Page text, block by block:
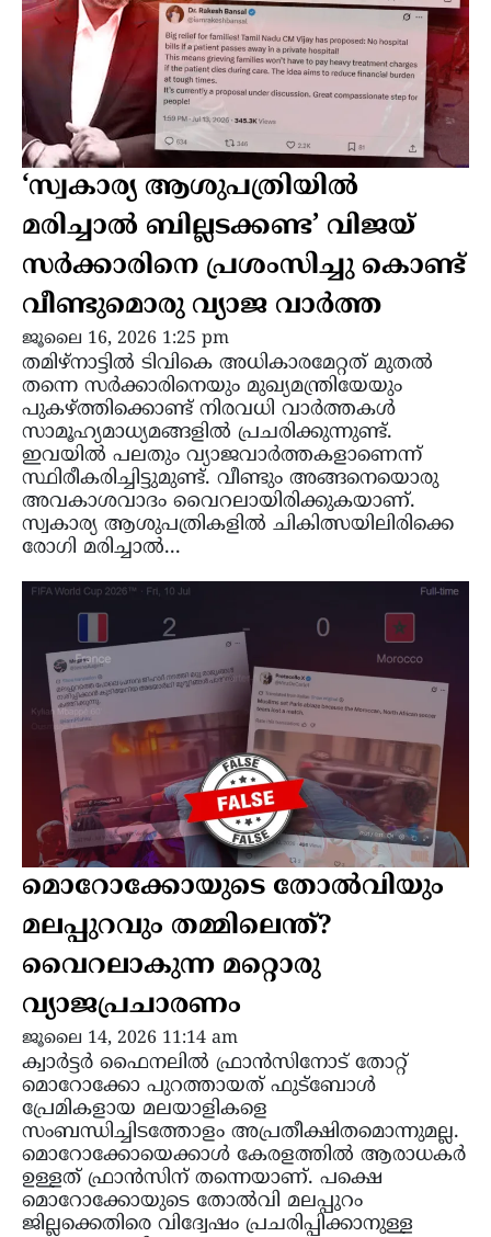
‘സ്വകാര്യ ആശുപത്രിയിൽ
മരിച്ചാൽ ബില്ലടക്കണ്ട’ വിജയ്
സർക്കാരിനെ പ്രശംസിച്ചു കൊണ്ട്
വീണ്ടുമൊരു വ്യാജ വാർത്ത
ജൂലൈ 16, 2026 1:25 pm
തമിഴ്‌നാട്ടിൽ ടിവികെ അധികാരമേറ്റത് മുതൽ
തന്നെ സർക്കാരിനെയും മുഖ്യമന്ത്രിയേയും
പുകഴ്ത്തിക്കൊണ്ട് നിരവധി വാർത്തകൾ
സാമൂഹ്യമാധ്യമങ്ങളിൽ പ്രചരിക്കുന്നുണ്ട്.
ഇവയിൽ പലതും വ്യാജവാർത്തകളാണെന്ന്
സ്ഥിരീകരിച്ചിട്ടുമുണ്ട്. വീണ്ടും അങ്ങനെയൊരു
അവകാശവാദം വൈറലായിരിക്കുകയാണ്.
സ്വകാര്യ ആശുപത്രികളിൽ ചികിത്സയിലിരിക്കെ
രോഗി മരിച്ചാൽ...
മൊറോക്കോയുടെ തോൽവിയും
മലപ്പുറവും തമ്മിലെന്ത്?
വൈറലാകുന്ന മറ്റൊരു
വ്യാജപ്രചാരണം
ജൂലൈ 14, 2026 11:14 am
ക്വാർട്ടർ ഫൈനലിൽ ഫ്രാൻസിനോട് തോറ്റ്
മൊറോക്കോ പുറത്തായത് ഫുട്ബോൾ
പ്രേമികളായ മലയാളികളെ
സംബന്ധിച്ചിടത്തോളം അപ്രതീക്ഷിതമൊന്നുമല്ല.
മൊറോക്കോയെക്കാൾ കേരളത്തിൽ ആരാധകർ
ഉള്ളത് ഫ്രാൻസിന് തന്നെയാണ്. പക്ഷെ
മൊറോക്കോയുടെ തോൽവി മലപ്പുറം
ജില്ലക്കെതിരെ വിദ്വേഷം പ്രചരിപ്പിക്കാനുള്ള